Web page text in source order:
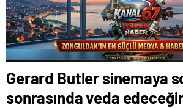
Gerard Butler sinemaya
sonrasında veda